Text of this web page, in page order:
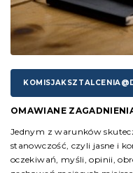
OMAWIANE
Jednym z warunków
stanowczość, czyli jasne i
oczekiwań, myśli, opinii,